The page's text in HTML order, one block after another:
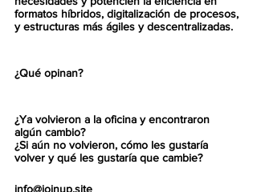
formatos híbridos, digitalización de procesos,
y estructuras más ágiles y descentralizadas.
¿Qué opinan?
¿Ya volvieron a la oficina y encontraron
algún cambio?
¿Si aún no volvieron, cómo les gustaría
volver y qué les gustaría que cambie?
info@joinup.site